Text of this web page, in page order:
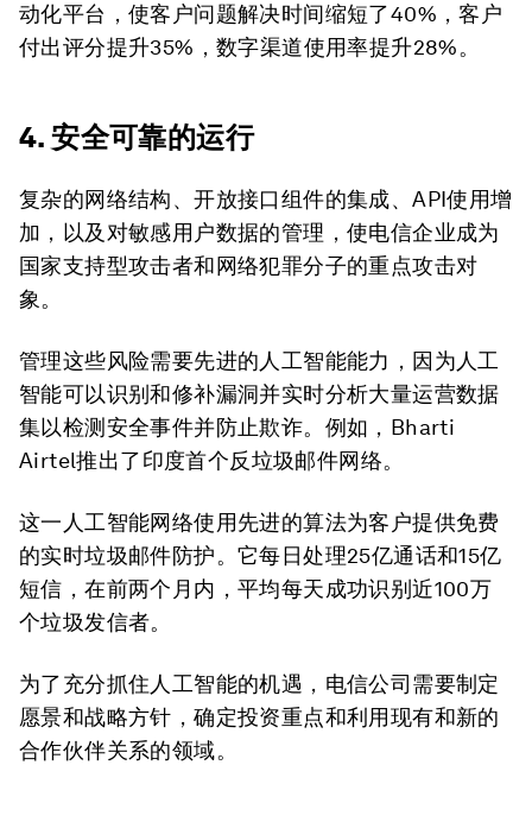
动化平台，使客户问题解决时间缩短了40%，客户
付出评分提升35%，数字渠道使用率提升28%。
4. 安全可靠的运行
复杂的网络结构、开放接口组件的集成、API使用增
加，以及对敏感用户数据的管理，使电信企业成为
国家支持型攻击者和网络犯罪分子的重点攻击对
象。
管理这些风险需要先进的人工智能能力，因为人工
智能可以识别和修补漏洞并实时分析大量运营数据
集以检测安全事件并防止欺诈。例如，Bharti
Airtel推出了印度首个反垃圾邮件网络。
这一人工智能网络使用先进的算法为客户提供免费
的实时垃圾邮件防护。它每日处理25亿通话和15亿
短信，在前两个月内，平均每天成功识别近100万
个垃圾发信者。
为了充分抓住人工智能的机遇，电信公司需要制定
愿景和战略方针，确定投资重点和利用现有和新的
合作伙伴关系的领域。